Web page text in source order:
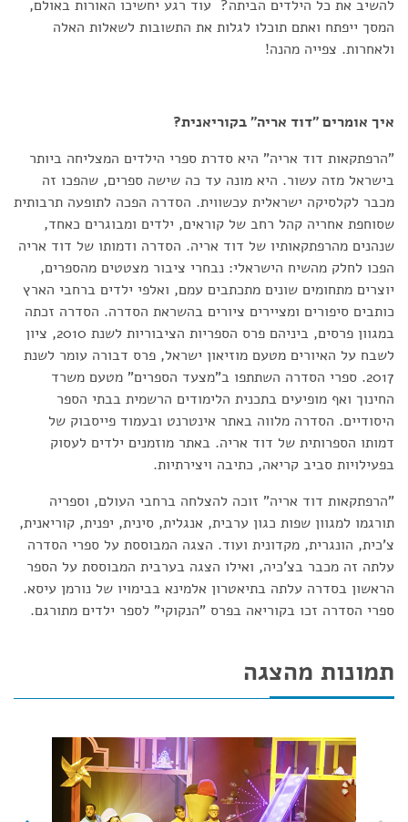
להשיב את כל הילדים הביתה? עוד רגע יחשיכו האורות באולם,
המסך ייפתח ואתם תוכלו לגלות את התשובות לשאלות האלה
ולאחרות. צפייה מהנה!
איך אומרים "דוד אריה" בקוריאנית?
"הרפתקאות דוד אריה" היא סדרת ספרי הילדים המצליחה ביותר
בישראל מזה עשור. היא מונה עד כה שישה ספרים, שהפכו זה
מכבר לקלסיקה ישראלית עכשווית. הסדרה הפכה לתופעה תרבותית
שסוחפת אחריה קהל רחב של קוראים, ילדים ומבוגרים כאחד,
שנהנים מהרפתקאותיו של דוד אריה. הסדרה ודמותו של דוד אריה
הפכו לחלק מהשיח הישראלי: נבחרי ציבור מצטטים מהספרים,
יוצרים מתחומים שונים מתכתבים עמם, ואלפי ילדים ברחבי הארץ
כותבים סיפורים ומציירים ציורים בהשראת הסדרה. הסדרה זכתה
במגוון פרסים, ביניהם פרס הספריות הציבוריות לשנת 2010, ציון
לשבח על האיורים מטעם מוזיאון ישראל, פרס דבורה עומר לשנת
2017. ספרי הסדרה השתתפו ב"מצעד הספרים" מטעם משרד
החינוך ואף מופיעים בתכנית הלימודים הרשמית בבתי הספר
היסודיים. הסדרה מלווה באתר אינטרנט ובעמוד פייסבוק של
דמותו הספרותית של דוד אריה. באתר מוזמנים ילדים לעסוק
בפעילויות סביב קריאה, כתיבה ויצירתיות.
"הרפתקאות דוד אריה" זוכה להצלחה ברחבי העולם, וספריה
תורגמו למגוון שפות כגון ערבית, אנגלית, סינית, יפנית, קוריאנית,
צ'כית, הונגרית, מקדונית ועוד. הצגה המבוססת על ספרי הסדרה
עלתה זה מכבר בצ'כיה, ואילו הצגה בערבית המבוססת על הספר
הראשון בסדרה עלתה בתיאטרון אלמינא בבימויו של נורמן עיסא.
ספרי הסדרה זכו בקוריאה בפרס "הנקוקי" לספר ילדים מתורגם.
תמונות מהצגה